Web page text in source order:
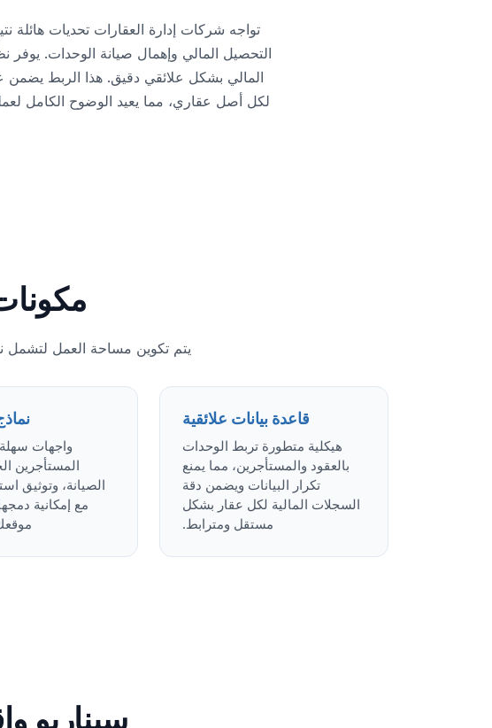
تواجه شركات إدارة العقارات تحديات هائلة
التحصيل المالي وإهمال صيانة الوحدات. يوفر
المالي بشكل علائقي دقيق. هذا الربط يضمن
لكل أصل عقاري، مما يعيد الوضوح الكامل
يتم تكوين مساحة العمل لتشمل
قاعدة بيانات علائقية
هيكلية متطورة تربط الوحدات
بالعقود والمستأجرين، مما يمنع
تكرار البيانات ويضمن دقة
السجلات المالية لكل عقار بشكل
مستقل ومترابط.
واجهات
المستأجرين
الصيانة، وتوثيق
مع إمكانية
سيناريو